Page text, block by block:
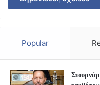
Popular